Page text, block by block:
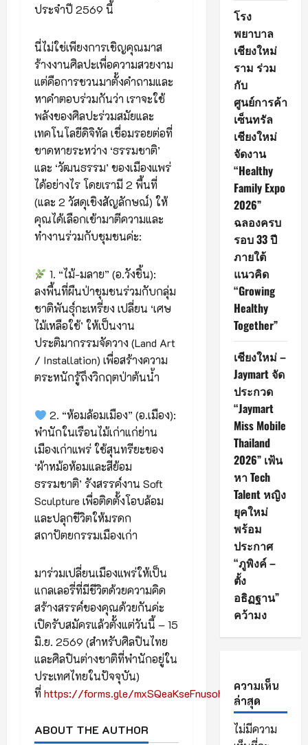
ประจำปี 2569 นี้
นี่ไม่ใช่เพียงการเชิญคุณมาส
ร้างงานศิลปะเพื่อความสวยงาม
แต่คือการชวนมาตั้งคำถามและ
หาคำตอบร่วมกันว่า เราจะใช้
พลังของศิลปะร่วมสมัยและ
เทคโนโลยีดิจิทัล เชื่อมรอยต่อที่
ขาดหายระหว่าง ‘ธรรมชาติ’
และ ‘วัฒนธรรม’ ของเมืองแพร่
ได้อย่างไร โดยเรามี 2 พื้นที่
(และ 2 วัสดุเชิงสัญลักษณ์) ให้
คุณได้เลือกเข้ามาตีความและ
ทำงานร่วมกับชุมชนค่ะ:
1. “ไม้-มลาย” (อ.วังชิ้น):
ลงพื้นที่ผืนป่าชุมชนร่วมกับกลุ่ม
ชาติพันธุ์กะเหรี่ยง เปลี่ยน ‘เศษ
ไม้เหลือใช้’ ให้เป็นงาน
ประติมากรรมจัดวาง (Land Art
/ Installation) เพื่อสร้างความ
ตระหนักรู้ถึงวิกฤตป่าต้นน้ำ
2. “ห้อมล้อมเมือง” (อ.เมือง):
พำนักในเรือนไม้เก่าแก่ย่าน
เมืองเก่าแพร่ ใช้สุนทรียะของ
‘ผ้าหม้อห้อมและสีย้อม
ธรรมชาติ’ รังสรรค์งาน Soft
Sculpture เพื่อติดตั้งโอบล้อม
และปลุกชีวิตให้มรดก
สถาปัตยกรรมเมืองเก่า
มาร่วมเปลี่ยนเมืองแพร่ให้เป็น
แกลเลอรี่ที่มีชีวิตด้วยความคิด
สร้างสรรค์ของคุณด้วยกันค่ะ
เปิดรับสมัครแล้วตั้งแต่วันนี้ – 15
มิ.ย. 2569 (สำหรับศิลปินไทย
และศิลปินต่างชาติที่พำนักอยู่ใน
ประเทศไทยในปัจจุบัน)
ที่ https://forms.gle/mxSQeaKseFnusohaA
ABOUT THE AUTHOR
โรง
พยาบาล
เชียงใหม่
ราม ร่วม
กับ
ศูนย์การค้า
เซ็นทรัล
เชียงใหม่
จัดงาน
“Healthy
Family Expo
2026”
ฉลองครบ
รอบ 33 ปี
ภายใต้
แนวคิด
“Growing
Healthy
Together”
เชียงใหม่ –
Jaymart จัด
ประกวด
“Jaymart
Miss Mobile
Thailand
2026” เฟ้น
หา Tech
Talent หญิง
ยุคใหม่
พร้อม
ประกาศ
“ภูพิงค์ –
ตั้ง
อธิฏฐาน”
คว้ามง
ความเห็น
ล่าสุด
ไม่มีความ